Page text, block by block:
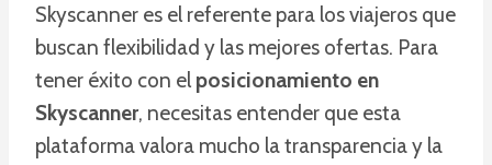
Skyscanner es el referente para los viajeros que
buscan flexibilidad y las mejores ofertas. Para
tener éxito con el posicionamiento en
Skyscanner, necesitas entender que esta
plataforma valora mucho la transparencia y la